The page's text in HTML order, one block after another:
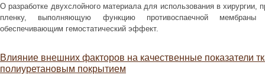
О разработке двухслойного материала для использования в
пленку, выполняющую функцию противоспаечной мембраны
обеспечивающим гемостатический эффект.
Влияние внешних факторов на качественные показатели
полиуретановым покрытием